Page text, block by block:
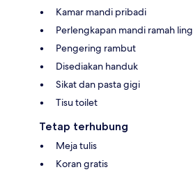
Kamar mandi pribadi
Perlengkapan mandi ramah
Pengering rambut
Disediakan handuk
Sikat dan pasta gigi
Tisu toilet
Tetap terhubung
Meja tulis
Koran gratis